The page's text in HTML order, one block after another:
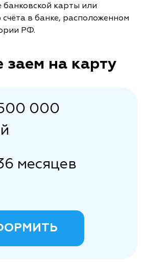
карты или
в банке, расположенном
РФ.
заем на карту
000
месяцев